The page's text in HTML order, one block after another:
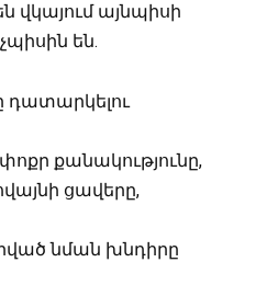
վկայում այնպիսի
են.
դատարկելու
քանակությունը,
ցավերը,
նման խնդիրը